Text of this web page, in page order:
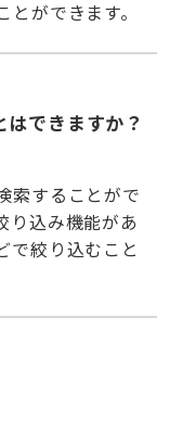
ができます。
できますか？
索することがで
り込み機能があ
で絞り込むこと